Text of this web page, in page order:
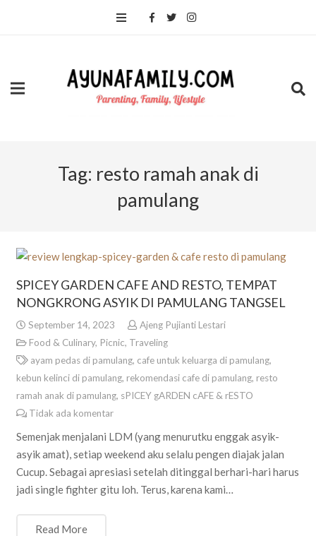
Tag: resto ramah anak di
pamulang
SPICEY GARDEN CAFE AND RESTO, TEMPAT
NONGKRONG ASYIK DI PAMULANG TANGSEL
September 14, 2023
Ajeng Pujianti Lestari
Food & Culinary, Picnic, Traveling
ayam pedas di pamulang, cafe untuk keluarga di pamulang,
kebun kelinci di pamulang, rekomendasi cafe di pamulang, resto
ramah anak di pamulang, sPICEY gARDEN cAFE & rESTO
Tidak ada komentar
Semenjak menjalani LDM (yang menurutku enggak asyik-
asyik amat), setiap weekend aku selalu pengen diajak jalan
Cucup. Sebagai apresiasi setelah ditinggal berhari-hari harus
jadi single fighter gitu loh. Terus, karena kami…
Read More